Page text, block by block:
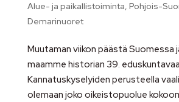
Alue- ja paikallistoiminta, Pohjois-
Demarinuoret
Muutaman viikon päästä Suomessa
maamme historian 39.
Kannatuskyselyiden perusteella
olemaan joko oikeistopuolue